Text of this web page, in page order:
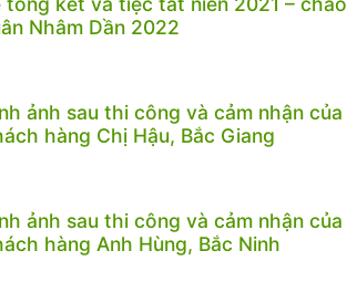
Nhâm Dần 2022
ảnh sau thi công và cảm nhận của
hàng Chị Hậu, Bắc Giang
ảnh sau thi công và cảm nhận của
hàng Anh Hùng, Bắc Ninh